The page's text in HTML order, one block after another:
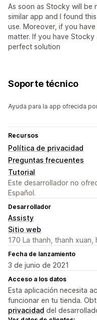
As soon as Stocky will be
similar app and I found
use. Moreover, if you
matter. If you have
perfect solution
Soporte técnico
Ayuda para la app ofrecida
Recursos
Política de privacidad
Preguntas frecuentes
Tutorial
Este desarrollador no
Español.
Desarrollador
Assisty
Sitio web
170 La thanh, thanh
Fecha de lanzamiento
3 de junio de 2021
Acceso a los datos
Esta aplicación necesita
funcionar en tu tienda.
privacidad del